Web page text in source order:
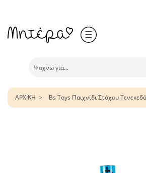
ΑΡΧΙΚΗ Bs Toys Παιχνίδι Στόχου